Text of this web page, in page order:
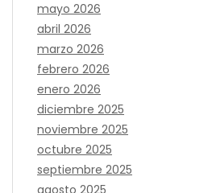
mayo 2026
abril 2026
marzo 2026
febrero 2026
enero 2026
diciembre 2025
noviembre 2025
octubre 2025
septiembre 2025
agosto 2025